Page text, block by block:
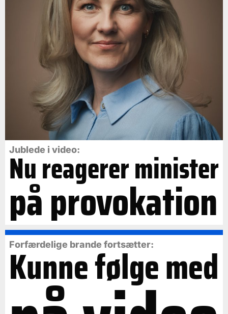
Jublede i video:
Nu reagerer minister
på provokation
Forfærdelige brande fortsætter:
Kunne følge med